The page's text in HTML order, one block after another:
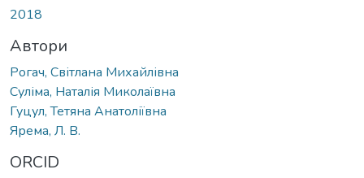
2018
Автори
Рогач, Світлана Михайлівна
Суліма, Наталія Миколаївна
Гуцул, Тетяна Анатоліївна
Ярема, Л. В.
ORCID